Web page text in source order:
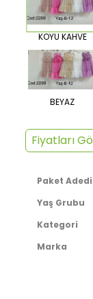
KOYU KAHVE
BEYAZ
Fiyatları
Paket Adedi
Yaş Grubu
Kategori
Marka